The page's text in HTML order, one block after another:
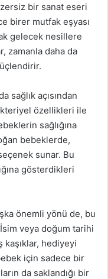
bir sanat eseri
birer mutfak eşyası
gelecek nesillere
zamanla daha da
sağlık açısından
özellikleri ile
sağlığına
bebeklerde,
sunar. Bu
gösterdikleri
önemli yönü de, bu
veya doğum tarihi
hediyeyi
için sadece bir
da saklandığı bir